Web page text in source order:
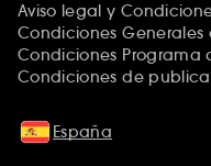
Aviso legal y
Condiciones Generales
Condiciones Programa
Condiciones de
España